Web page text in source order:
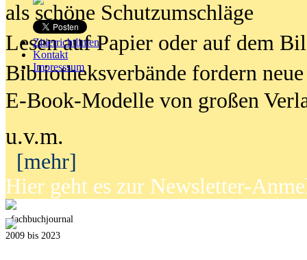
Zitierrichtlinien
Kontakt
Impresssum
als schöne Schutzumschläge
Lesen auf Papier oder auf dem
Bibliotheksverbände fordern neue
E-Book-Modelle von großen
u.v.m.
[mehr]
Hier geht es zur Newsletter-
fachbuchjournal
2009 bis 2023